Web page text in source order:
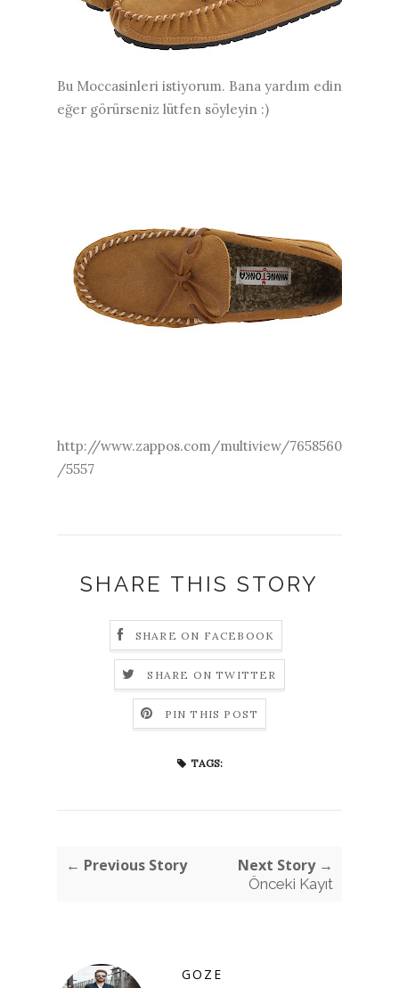
Bu Moccasinleri istiyorum. Bana yardım edin
eğer görürseniz lütfen söyleyin :)
http://www.zappos.com/multiview/7658560
/5557
SHARE THIS STORY
SHARE ON FACEBOOK
SHARE ON TWITTER
PIN THIS POST
TAGS:
← Previous Story Next Story →
Önceki Kayıt
GOZE